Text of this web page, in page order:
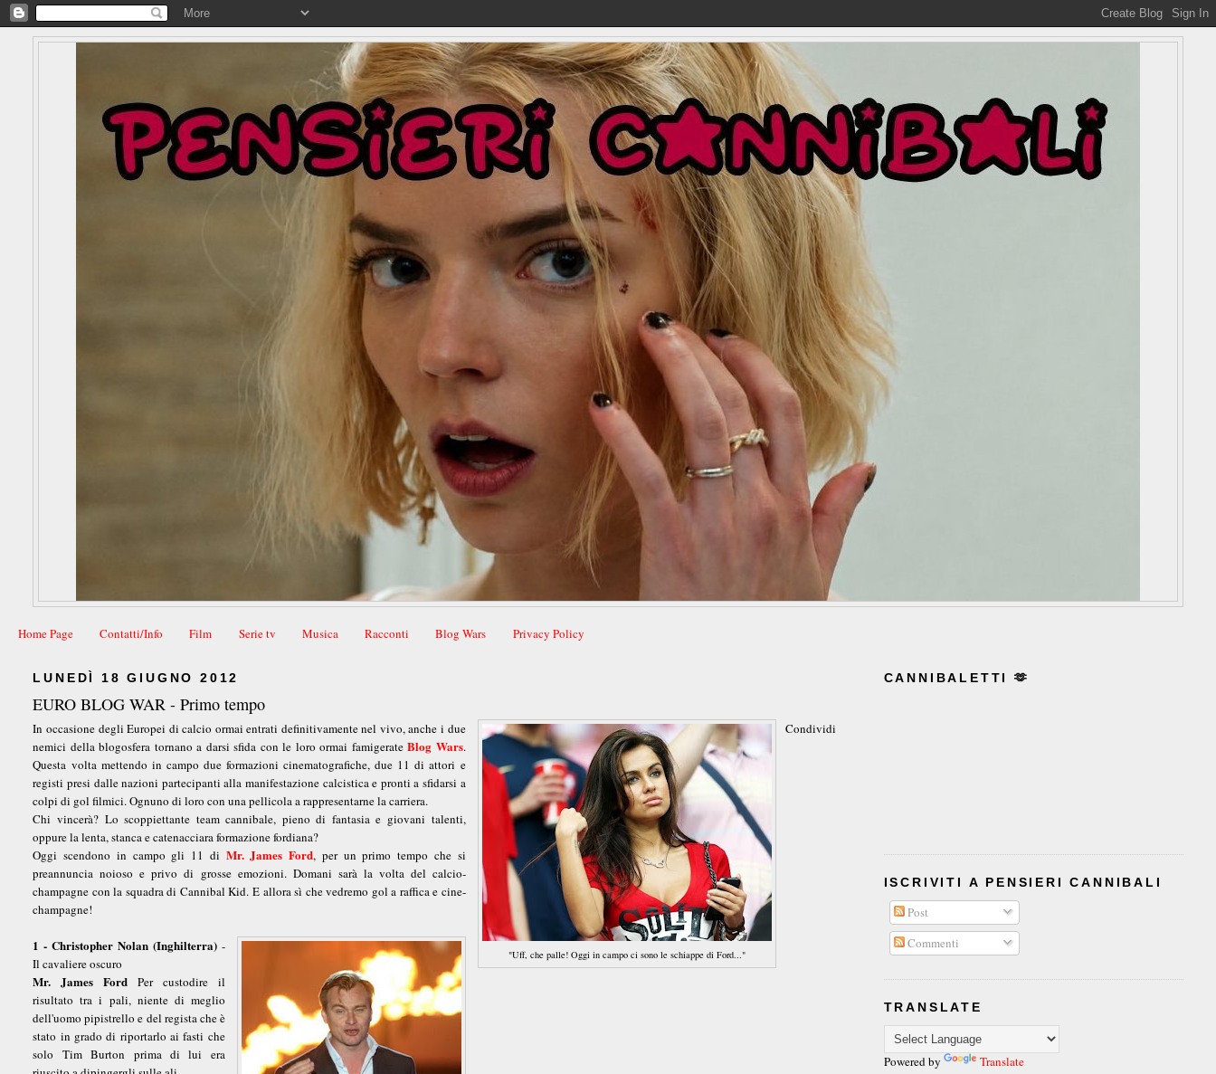
Home Page Contatti/Info Film Serie tv Musica Racconti Blog Wars Privacy Policy
LUNEDÌ 18 GIUGNO 2012
EURO BLOG WAR - Primo tempo
Condividi
"Uff, che palle! Oggi in campo ci sono le schiappe di Ford..."
In occasione degli Europei di calcio ormai entrati definitivamente nel vivo, anche i due
nemici della blogosfera tornano a darsi sfida con le loro ormai famigerateBlog Wars.
Questa volta mettendo in campo due formazioni cinematografiche, due 11 di attori e
registi presi dalle nazioni partecipanti alla manifestazione calcistica e pronti a sfidarsi a
colpi di gol filmici. Ognuno di loro con una pellicola a rappresentarne la carriera.
Chi vincerà? Lo scoppiettante team cannibale, pieno di fantasia e giovani talenti,
oppure la lenta, stanca e catenacciara formazione fordiana?
Oggi scendono in campo gli 11 di Mr. James Ford, per un primo tempo che si
preannuncia noioso e privo di grosse emozioni. Domani sarà la volta del calcio-
champagne con la squadra di Cannibal Kid. E allora sì che vedremo gol a raffica e cine-
champagne!
1 - Christopher Nolan (Inghilterra)-
Il cavaliere oscuro
Mr. James Ford Per custodire il
risultato tra i pali, niente di meglio
dell'uomo pipistrello e del regista che è
stato in grado di riportarlo ai fasti che
solo Tim Burton prima di lui era
CANNIBALETTI 🫶
ISCRIVITI A PENSIERI CANNIBALI
Post
Commenti
TRANSLATE
Powered by Translate